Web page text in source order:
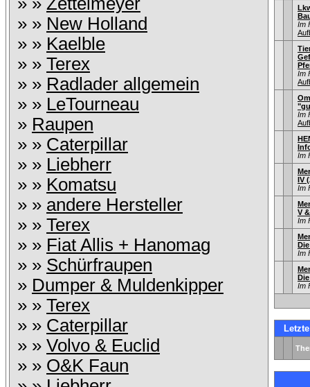
» » New Holland
» » Kaelble
» » Terex
» » Radlader allgemein
» » LeTourneau
» Raupen
» » Caterpillar
» » Liebherr
» » Komatsu
» » andere Hersteller
» » Terex
» » Fiat Allis + Hanomag
» » Schürfraupen
» Dumper & Muldenkipper
» » Terex
» » Caterpillar
» » Volvo & Euclid
» » O&K Faun
Im
Im
Im
Im
IV
Im
V
Im
Im
Im